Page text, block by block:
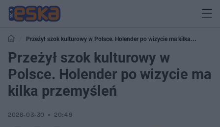
Przeżył szok kulturowy w Polsce. Holender po wizycie ma kilka
przemyśleń
Przeżył szok kulturowy w
Polsce. Holender po wizycie ma
kilka przemyśleń
2026-03-30 20:49